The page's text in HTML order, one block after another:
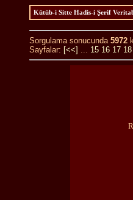
Kütüb-i Sitte Hadis-i Şerif
Sorgulama sonucunda 5972
Sayfalar: [<<] ... 15 16 17 18